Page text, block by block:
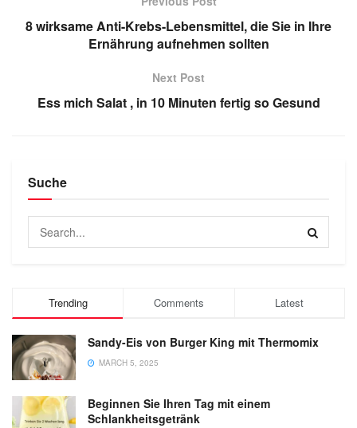
8 wirksame Anti-Krebs-Lebensmittel, die Sie in Ihre
Ernährung aufnehmen sollten
Next Post
Ess mich Salat , in 10 Minuten fertig so Gesund
Suche
Trending Comments Latest
Sandy-Eis von Burger King mit Thermomix
MARCH 5, 2025
Beginnen Sie Ihren Tag mit einem
Schlankheitsgetränk